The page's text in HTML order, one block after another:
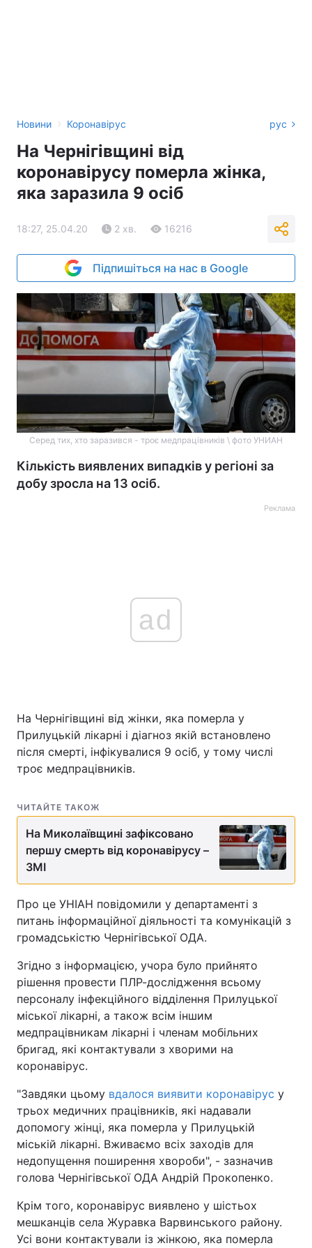
Новини › Коронавірус рус
На Чернігівщині від
коронавірусу померла жінка,
яка заразила 9 осіб
18:27, 25.04.20 2 хв. 16216
Підпишіться на нас в Google
Серед тих, хто заразився - троє медпрацівників \ фото УНИАН
Кількість виявлених випадків у регіоні за
добу зросла на 13 осіб.
Реклама
ad
На Чернігівщині від жінки, яка померла у
Прилуцькій лікарні і діагноз якій встановлено
після смерті, інфікувалися 9 осіб, у тому числі
троє медпрацівників.
ЧИТАЙТЕ ТАКОЖ
На Миколаївщині зафіксовано
першу смерть від коронавірусу –
ЗМІ
Про це УНІАН повідомили у департаменті з
питань інформаційної діяльності та комунікацій з
громадськістю Чернігівської ОДА.
Згідно з інформацією, учора було прийнято
рішення провести ПЛР-дослідження всьому
персоналу інфекційного відділення Прилуцької
міської лікарні, а також всім іншим
медпрацівникам лікарні і членам мобільних
бригад, які контактували з хворими на
коронавірус.
"Завдяки цьому вдалося виявити коронавірус у
трьох медичних працівників, які надавали
допомогу жінці, яка померла у Прилуцькій
міській лікарні. Вживаємо всіх заходів для
недопущення поширення хвороби", - зазначив
голова Чернігівської ОДА Андрій Прокопенко.
Крім того, коронавірус виявлено у шістьох
мешканців села Журавка Варвинського району.
Усі вони контактували із жінкою, яка померла